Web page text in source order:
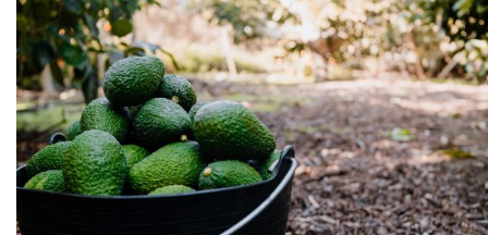
seguirá
aumentando
sus
áreas
productoras